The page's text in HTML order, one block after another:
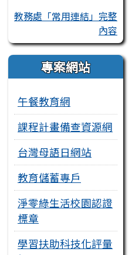
教務處「常用連結」完整
內容
專案網站
午餐教育網
課程計畫備查資源網
台灣母語日網站
教育儲蓄專戶
淨零綠生活校園認證
標章
學習扶助科技化評量